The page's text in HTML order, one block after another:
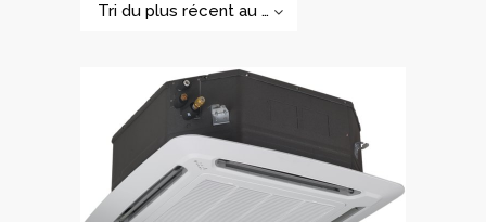
Tri du plus récent au plus ancien